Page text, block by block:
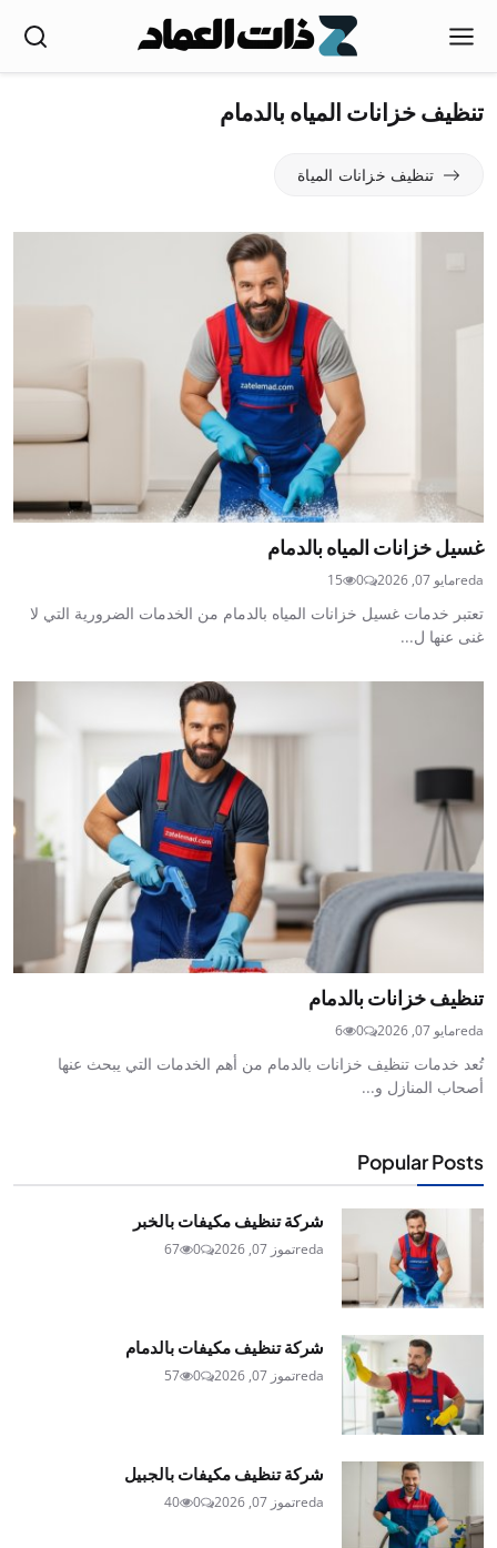
تنظيف خزانات المياه بالدمام
تنظيف خزانات المياة
غسيل خزانات المياه بالدمام
redaمايو 07, 2026 0
15
تعتبر خدمات غسيل خزانات المياه بالدمام من الخدمات الضرورية التي لا
غنى عنها ل...
تنظيف خزانات بالدمام
redaمايو 07, 2026 0
6
تُعد خدمات تنظيف خزانات بالدمام من أهم الخدمات التي يبحث عنها
أصحاب المنازل و...
Popular Posts
شركة تنظيف مكيفات بالخبر
redaتموز 07, 2026 0
67
شركة تنظيف مكيفات بالدمام
redaتموز 07, 2026 0
57
شركة تنظيف مكيفات بالجبيل
redaتموز 07, 2026 0
40